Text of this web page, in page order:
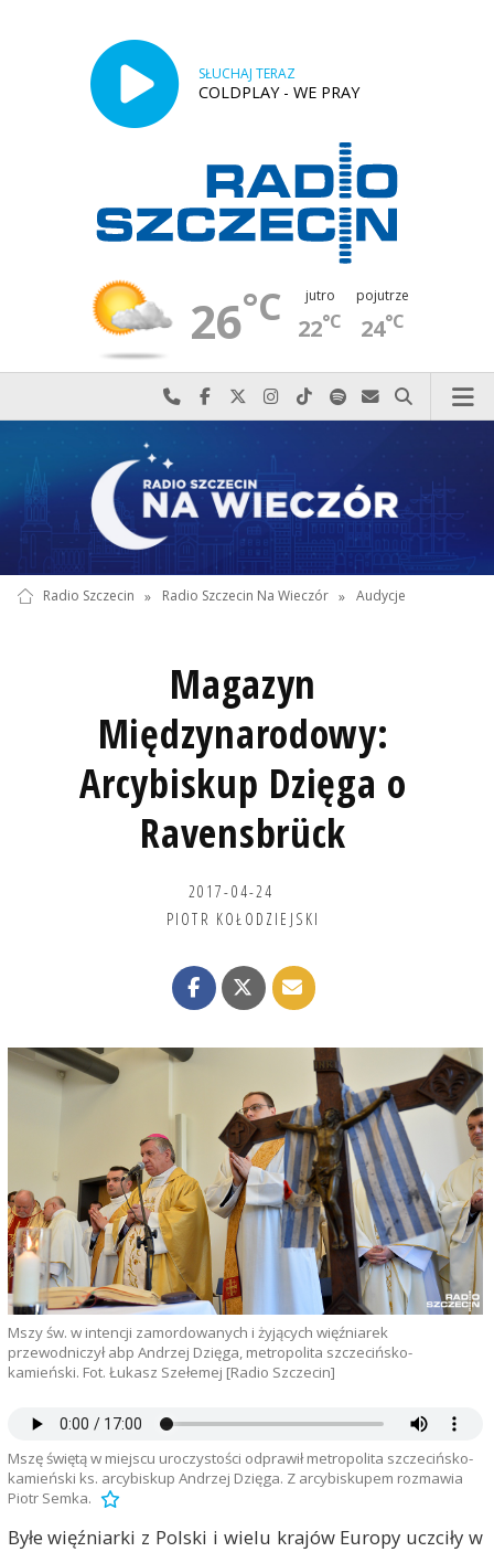
SŁUCHAJ TERAZ
COLDPLAY - WE PRAY
26°C jutro
22°C
pojutrze
24°C
Najlepiej po prostu do nas zadzwoń
Odwiedź nas na Facebook-u
Odwiedź nas na X
Odwiedź nas na Instagram-ie
Odwiedź nas na TikTok-u
Szukaj nas na Spotify
Wyślij do nas
Szukaj
Radio Szczecin » Radio Szczecin Na Wieczór » Audycje
Magazyn
Międzynarodowy:
Arcybiskup Dzięga o
Ravensbrück
2017-04-24
PIOTR KOŁODZIEJSKI
Mszy św. w intencji zamordowanych i żyjących więźniarek
przewodniczył abp Andrzej Dzięga, metropolita szczecińsko-
kamieński. Fot. Łukasz Szełemej [Radio Szczecin]
Mszę świętą w miejscu uroczystości odprawił metropolita szczecińsko-
kamieński ks. arcybiskup Andrzej Dzięga. Z arcybiskupem rozmawia
Piotr Semka.
Byłe więźniarki z Polski i wielu krajów Europy uczciły w